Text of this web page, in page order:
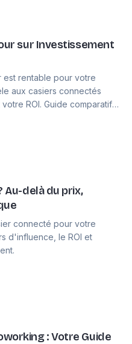
sur Investissement
est rentable pour votre
aux casiers connectés
ROI. Guide comparatif
Au-delà du prix,
connecté pour votre
d'influence, le ROI et
: Votre Guide